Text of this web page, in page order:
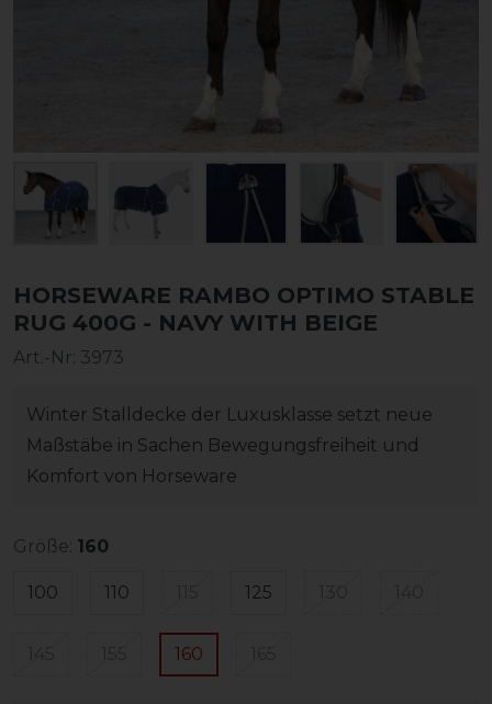
HORSEWARE RAMBO OPTIMO STABLE
RUG 400G - NAVY WITH BEIGE
Art.-Nr: 3973
Winter Stalldecke der Luxusklasse setzt neue
Maßstäbe in Sachen Bewegungsfreiheit und
Komfort von Horseware
Größe: 160
100 110 125
160